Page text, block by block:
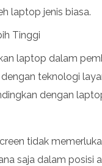
laptop jenis biasa.
Tinggi
laptop dalam
teknologi
dengan
tidak
saja dalam posisi